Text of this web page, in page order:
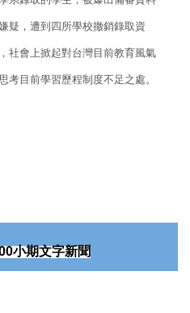
疑， 遭到四所學校撤銷錄取資
社會上掀起對台灣目前教育風氣
考目前學習歷程制度不足之處。
小期文字新聞